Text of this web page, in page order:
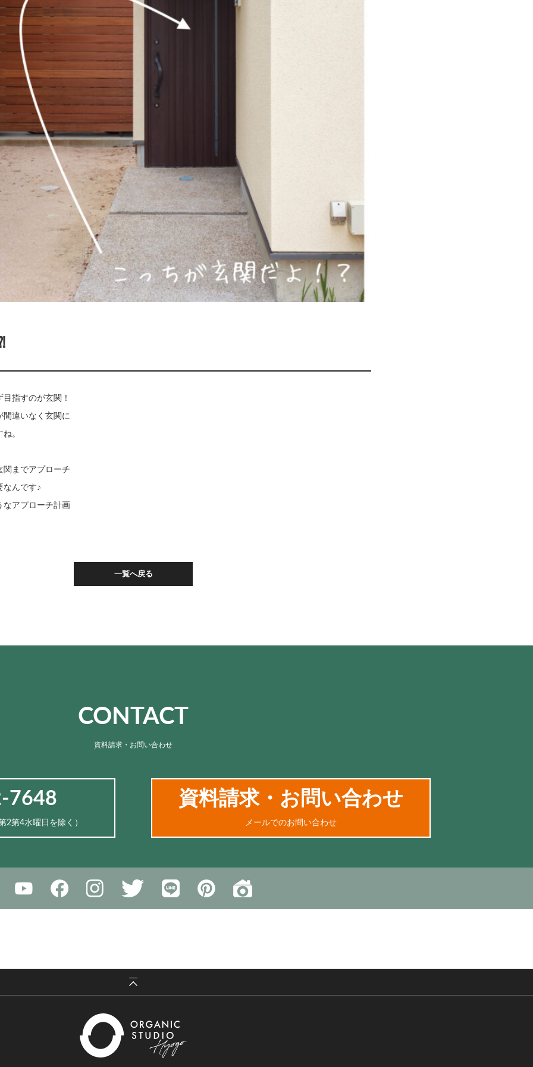
指すのが玄関！
間違いなく玄関に
。
関までアプローチ
なんです♪
なアプローチ計画
一覧へ戻る
CONTACT
資料請求・お問い合わせ
7648
2第4水曜日を除く）
資料請求・お問い合わせ
メールでのお問い合わせ